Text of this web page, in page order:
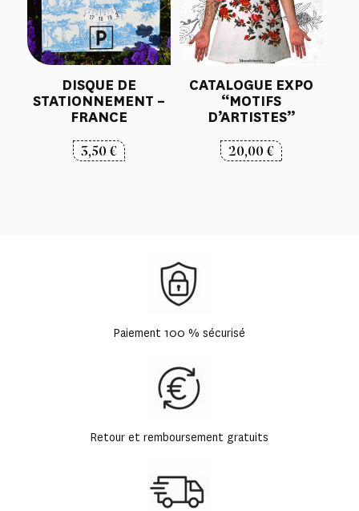
DISQUE DE
STATIONNEMENT –
FRANCE
3,50€
CATALOGUE EXPO
“MOTIFS
D’ARTISTES”
20,00€
Paiement 100 % sécurisé
Retour et remboursement gratuits